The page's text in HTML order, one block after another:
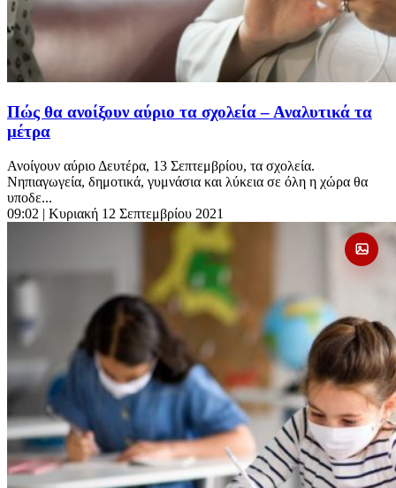
Πώς θα ανοίξουν αύριο τα σχολεία – Αναλυτικά τα
μέτρα
Ανοίγουν αύριο Δευτέρα, 13 Σεπτεμβρίου, τα σχολεία.
Νηπιαγωγεία, δημοτικά, γυμνάσια και λύκεια σε όλη η χώρα θα
υποδε...
09:02 | Κυριακή 12 Σεπτεμβρίου 2021